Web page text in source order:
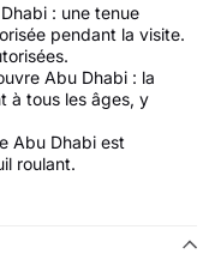
: une tenue
pendant la visite.
Abu Dhabi : la
à tous les âges, y
Abu Dhabi est
roulant.